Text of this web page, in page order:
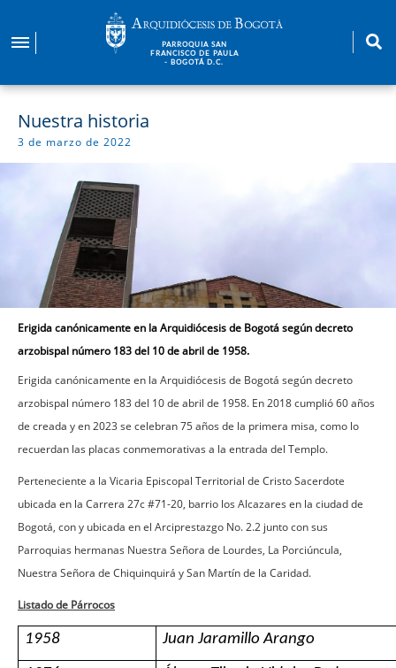
contenido
PARROQUIA SAN
FRANCISCO DE PAULA
- BOGOTÁ D.C.
Nuestra historia
3 de marzo de 2022
Erigida canónicamente en la Arquidiócesis de Bogotá según decreto
arzobispal número 183 del 10 de abril de 1958.
Erigida canónicamente en la Arquidiócesis de Bogotá según decreto
arzobispal número 183 del 10 de abril de 1958. En 2018 cumplió 60 años
de creada y en 2023 se celebran 75 años de la primera misa, como lo
recuerdan las placas conmemorativas a la entrada del Templo.
Perteneciente a la Vicaria Episcopal Territorial de Cristo Sacerdote
ubicada en la Carrera 27c #71-20, barrio los Alcazares en la ciudad de
Bogotá, con y ubicada en el Arciprestazgo No. 2.2 junto con sus
Parroquias hermanas Nuestra Señora de Lourdes, La Porciúncula,
Nuestra Señora de Chiquinquirá y San Martín de la Caridad.
Listado de Párrocos
1958 Juan Jaramillo Arango